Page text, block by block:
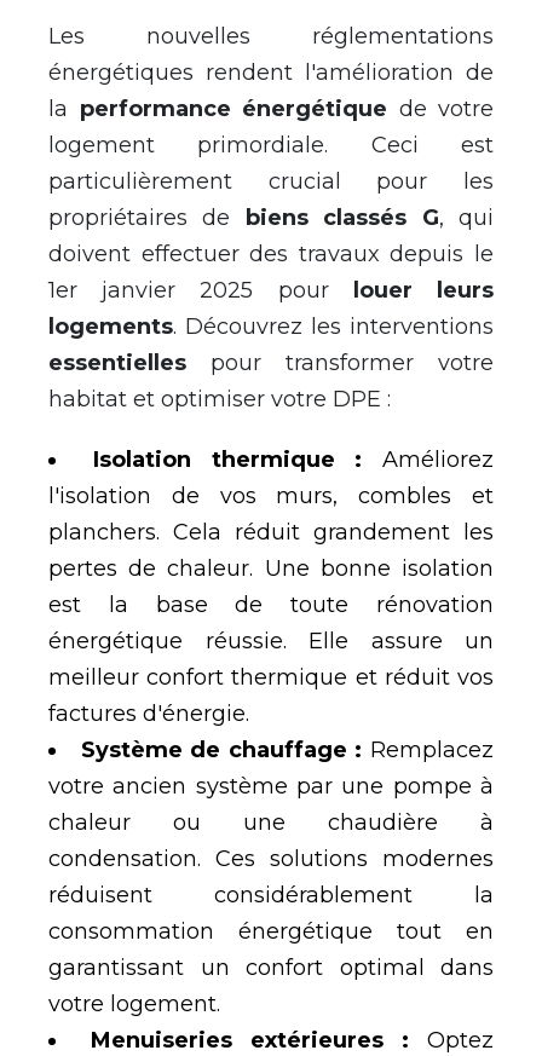
Les nouvelles réglementations
énergétiques rendent l'amélioration de
la performance énergétique de votre
logement primordiale. Ceci est
particulièrement crucial pour les
propriétaires de biens classés G, qui
doivent effectuer des travaux depuis le
1er janvier 2025 pour louer leurs
logements. Découvrez les interventions
essentielles pour transformer votre
habitat et optimiser votre DPE :
Isolation thermique : Améliorez
l'isolation de vos murs, combles et
planchers. Cela réduit grandement les
pertes de chaleur. Une bonne isolation
est la base de toute rénovation
énergétique réussie. Elle assure un
meilleur confort thermique et réduit vos
factures d'énergie.
Système de chauffage : Remplacez
votre ancien système par une pompeà
chaleur ou une chaudière à
condensation. Ces solutions modernes
réduisent considérablement la
consommation énergétique tout en
garantissant un confort optimal dans
votre logement.
Menuiseries extérieures : Optez